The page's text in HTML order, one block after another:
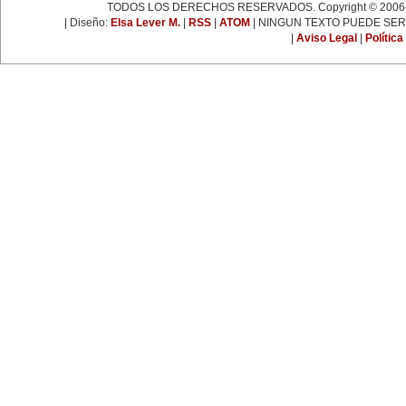
TODOS LOS DERECHOS RESERVADOS. Copyright ©
| Diseño: Elsa Lever M.| RSS| ATOM
| NINGUN TEXTO PUEDE
Aviso Legal